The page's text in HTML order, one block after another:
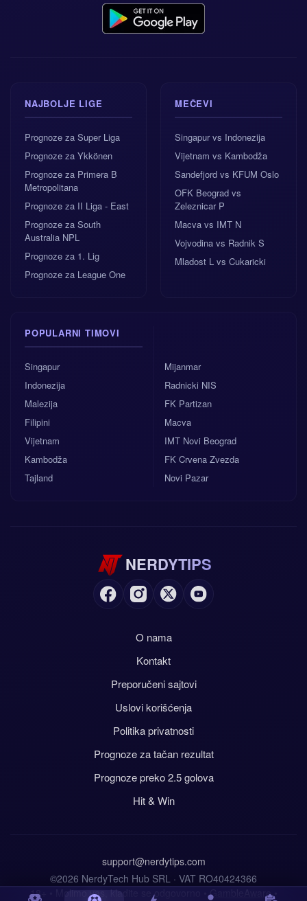
NAJBOLJE LIGE
Prognoze za Super Liga
Prognoze za Ykkönen
Prognoze za Primera B
Metropolitana
Prognoze za II Liga - East
Prognoze za South
Australia NPL
Prognoze za 1. Lig
Prognoze za League One
MEČEVI
Singapur vs Indonezija
Vijetnam vs Kambodža
Sandefjord vs KFUM Oslo
OFK Beograd vs
Zeleznicar P
Macva vs IMT N
Vojvodina vs Radnik S
Mladost L vs Cukaricki
POPULARNI TIMOVI
Singapur
Indonezija
Malezija
Filipini
Vijetnam
Kambodža
Tajland
Mijanmar
Radnicki NIS
FK Partizan
Macva
IMT Novi Beograd
FK Crvena Zvezda
Novi Pazar
NERDYTIPS
O nama
Kontakt
Preporučeni sajtovi
Uslovi korišćenja
Politika privatnosti
Prognoze za tačan rezultat
Prognoze preko 2.5 golova
Hit & Win
18+ • Molimo vas, kladite se odgovorno •GambleAware•
support@nerdytips.com
©2026 NerdyTech Hub SRL · VAT RO40424366